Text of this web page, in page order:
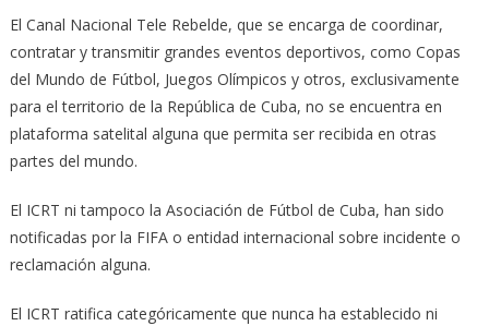
El Canal Nacional Tele Rebelde, que se encarga de coordinar,
contratar y transmitir grandes eventos deportivos, como Copas
del Mundo de Fútbol, Juegos Olímpicos y otros, exclusivamente
para el territorio de la República de Cuba, no se encuentra en
plataforma satelital alguna que permita ser recibida en otras
partes del mundo.
El ICRT ni tampoco la Asociación de Fútbol de Cuba, han sido
notificadas por la FIFA o entidad internacional sobre incidente o
reclamación alguna.
El ICRT ratifica categóricamente que nunca ha establecido ni